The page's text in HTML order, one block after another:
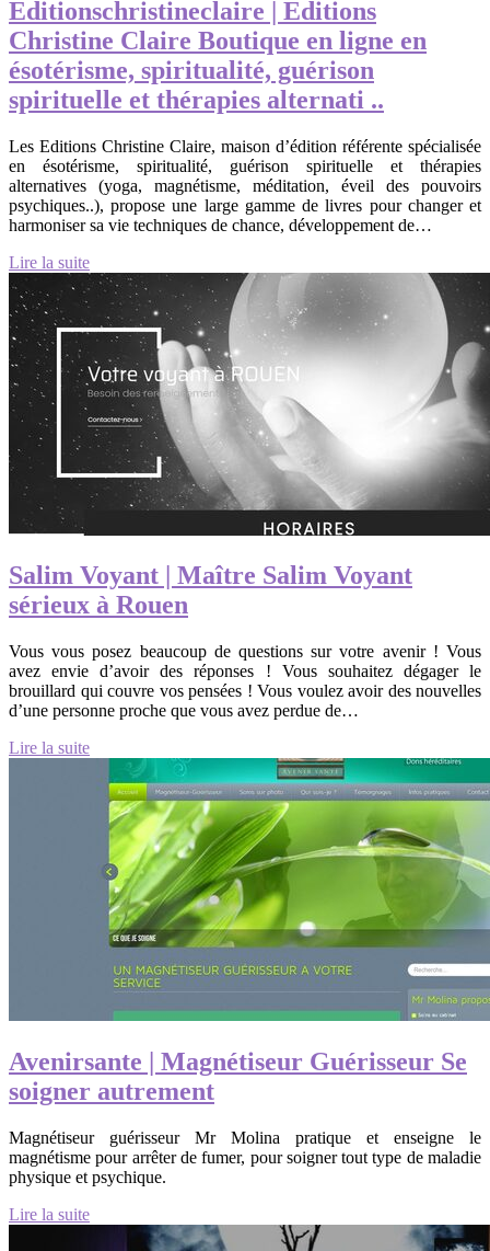
Editionschristineclaire | Editions
Christine Claire Boutique en ligne en
ésotérisme, spiritua­lité, guérison
spirituelle et thérapies alternati ..
Les Editions Christine Claire, maison d’édition référente spécialisée
en ésotérisme, spiritualité, guérison spirituelle et thérapies
alternatives (yoga, magnétisme, méditation, éveil des pouvoirs
psychiques..), propose une large gamme de livres pour changer et
harmoniser sa vie techniques de chance, développement de…
Lire la suite
Salim Voyant | Maître Salim Voyant
sérieux à Rouen
Vous vous posez beaucoup de questions sur votre avenir ! Vous
avez envie d’avoir des réponses ! Vous souhaitez dégager le
brouillard qui couvre vos pensées ! Vous voulez avoir des nouvelles
d’une personne proche que vous avez perdue de…
Lire la suite
Avenirsante | Magnétiseur Guérisseur Se
soigner autrement
Magnétiseur guérisseur Mr Molina pratique et enseigne le
magnétisme pour arrêter de fumer, pour soigner tout type de maladie
physique et psychique.
Lire la suite